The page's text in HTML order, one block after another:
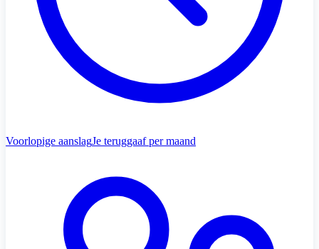
Voorlopige aanslagJe teruggaaf per maand